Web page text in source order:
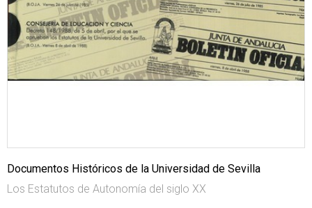
Documentos Históricos de la Universidad de Sevilla
Los Estatutos de Autonomía del siglo XX